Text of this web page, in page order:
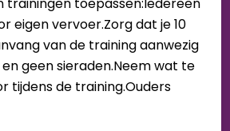
eigen vervoer.Zorg dat je 10
van de training aanwezig
geen sieraden.Neem wat te
tijdens de training.Ouders